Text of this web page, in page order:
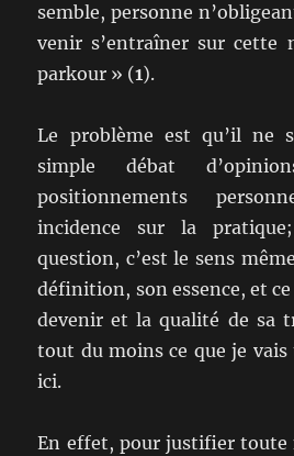
semble, personne
venir s’entraîner sur cette
parkour » (1).
Le problème est qu’il ne
simple débat
positionnements
incidence sur la
question, c’est le sens
définition, son essence, et
devenir et la qualité de sa
tout du moins ce que je
ici.
En effet, pour justifier toute